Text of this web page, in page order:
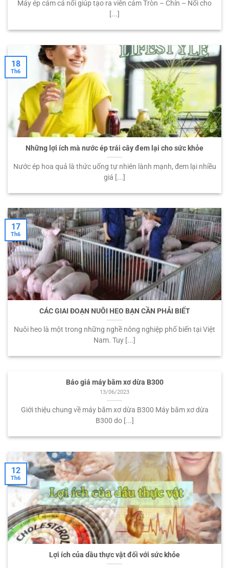
Máy ép cám cá nổi giúp tạo ra viên cám Tròn – Chín – Nổi cho
[...]
Những lợi ích mà nước ép trái cây đem lại cho sức khỏe
Nước ép hoa quả là thức uống tự nhiên lành mạnh, đem lại nhiều
giá [...]
18
Th6
CÁC GIAI ĐOẠN NUÔI HEO BẠN CẦN PHẢI BIẾT
Nuôi heo là một trong những nghề nông nghiệp phổ biến tại Việt
Nam. Tuy [...]
17
Th6
Báo giá máy băm xơ dừa B300
13/06/2023
Giới thiệu chung về máy băm xơ dừa B300 Máy băm xơ dừa
B300 do [...]
Lợi ích của dầu thực vật đối với sức khỏe
12
Th6